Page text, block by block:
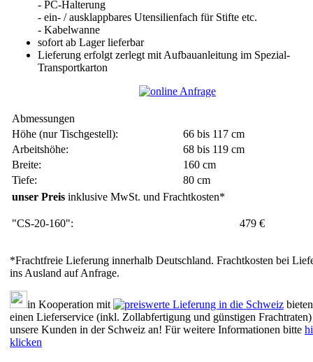
- PC-Halterung
- ein- / ausklappbares Utensilienfach für Stifte etc.
- Kabelwanne
sofort ab Lager lieferbar
Lieferung erfolgt zerlegt mit Aufbauanleitung im Spezial-
Transportkarton
Abmessungen
Höhe (nur Tischgestell):
66 bis 117 cm
Arbeitshöhe:
68 bis 119 cm
Breite:
160 cm
Tiefe:
80 cm
unser Preis inklusive MwSt. und Frachtkosten*
"CS-20-160": 479 €
*Frachtfreie Lieferung innerhalb Deutschland. Frachtkosten bei
ins Ausland auf Anfrage.
in Kooperation mit
einen Lieferservice (inkl. Zollabfertigung und günstigen
unsere Kunden in der Schweiz an! Für weitere Informationen bitte
klicken